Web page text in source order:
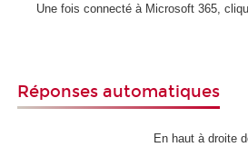
Une fois connecté à Microsoft 365,
Réponses automatiques
En haut à droite